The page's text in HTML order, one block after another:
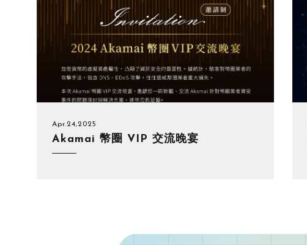
Apr.24,2025
Akamai 幣圈 VIP 交流晚宴